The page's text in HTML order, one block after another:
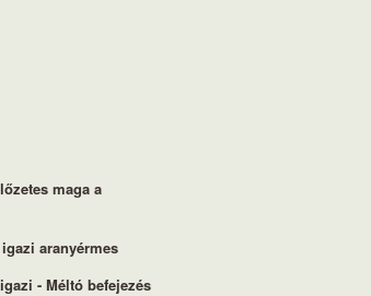
maga a
aranyérmes
- Méltó befejezés